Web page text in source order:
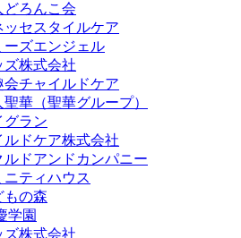
どろんこ会
セスタイルケア
ーズエンジェル
ズ株式会社
チャイルドケア
華（聖華グループ）
グラン
ルドケア株式会社
ドアンドカンパニー
ティハウス
もの森
学園
ズ株式会社